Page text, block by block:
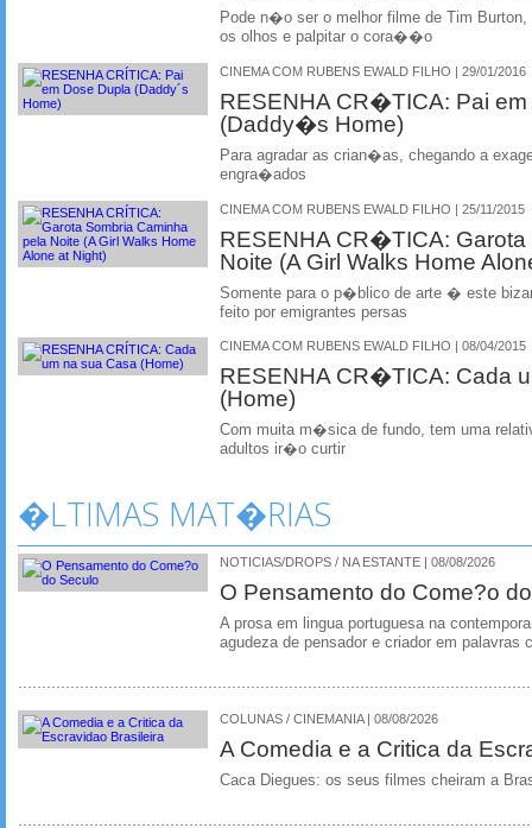
Pode n�o ser o melhor filme de Tim
os olhos e palpitar o cora��o
CINEMA COM RUBENS EWALD FILHO | 29/01/2016
RESENHA CR�TICA: Pai
(Daddy�s Home)
Para agradar as crian�as, chegando a
engra�ados
CINEMA COM RUBENS EWALD FILHO | 25/11/2015
RESENHA CR�TICA:
Noite (A Girl Walks Home
Somente para o p�blico de arte � este
feito por emigrantes persas
CINEMA COM RUBENS EWALD FILHO | 08/04/2015
RESENHA CR�TICA: Cada
(Home)
Com muita m�sica de fundo, tem uma
adultos ir�o curtir
�LTIMAS MAT�RIAS
NOTICIAS/DROPS / NA ESTANTE | 08/08/2026
O Pensamento do Come?o
A prosa em lingua portuguesa na
agudeza de pensador e criador em palavras
COLUNAS / CINEMANIA | 08/08/2026
A Comedia e a Critica da
Caca Diegues: os seus filmes cheiram a